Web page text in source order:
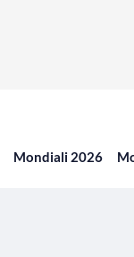
Mondiali 2026